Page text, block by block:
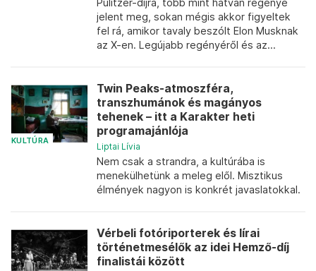
Pulitzer-díjra, több mint hatvan regénye
jelent meg, sokan mégis akkor figyeltek
fel rá, amikor tavaly beszólt Elon Musknak
az X-en. Legújabb regényéről és az...
KULTÚRA
Twin Peaks-atmoszféra,
transzhumánok és magányos
tehenek – itt a Karakter heti
programajánlója
Liptai Lívia
Nem csak a strandra, a kultúrába is
menekülhetünk a meleg elől. Misztikus
élmények nagyon is konkrét javaslatokkal.
Vérbeli fotóriporterek és lírai
történetmesélők az idei Hemző-díj
finalistái között